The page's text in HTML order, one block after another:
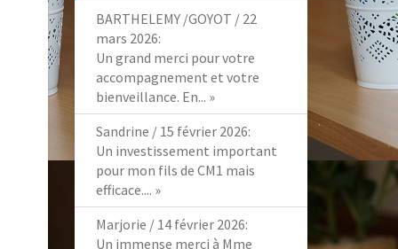
BARTHELEMY /GOYOT / 22
mars 2026:
Un grand merci pour votre
accompagnement et votre
bienveillance. En... »
Sandrine / 15 février 2026:
Un investissement important
pour mon fils de CM1 mais
efficace.... »
Marjorie / 14 février 2026:
Un immense merci à Mme